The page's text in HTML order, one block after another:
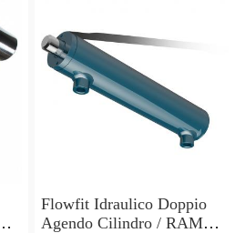
Flowfit Idraulico Doppio
Agendo Cilindro / RAM